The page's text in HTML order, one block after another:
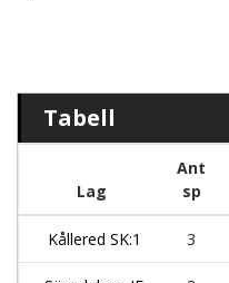
Tabell
Lag
Ant
sp
Kållered SK:1 3